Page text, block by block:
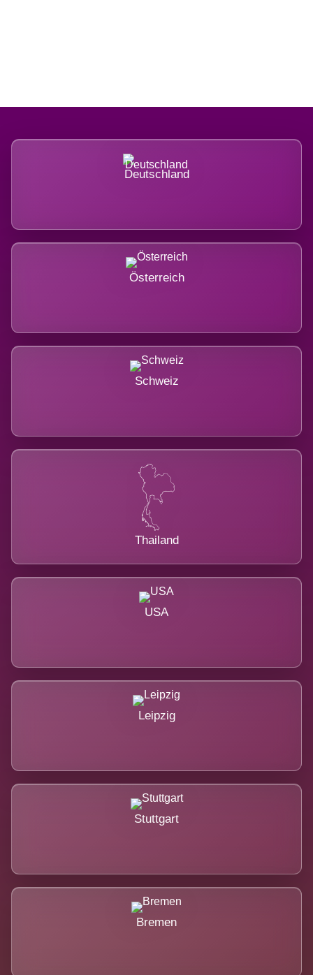
Deutschland
Österreich
Schweiz
Thailand
USA
Leipzig
Stuttgart
Bremen